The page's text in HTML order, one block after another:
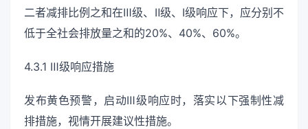
二者减排比例之和在Ⅲ级、Ⅱ级、Ⅰ级响应下，应分别不
低于全社会排放量之和的20%、40%、60%。
4.3.1 Ⅲ级响应措施
发布黄色预警，启动Ⅲ级响应时，落实以下强制性减
排措施，视情开展建议性措施。